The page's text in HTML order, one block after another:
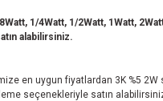
1/4Watt, 1/2Watt, 1Watt,
alabilirsiniz.
en uygun fiyatlardan 3K %5
seçenekleriyle satın